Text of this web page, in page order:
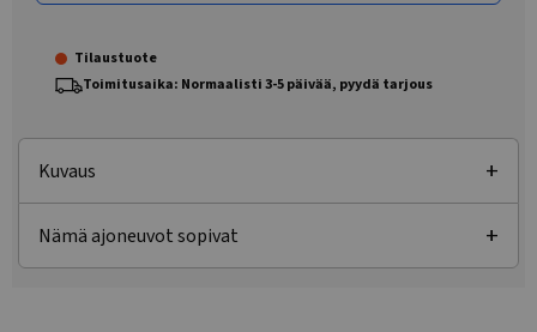
Tilaustuote
Toimitusaika: Normaalisti 3-5 päivää, pyydä tarjous
Kuvaus
Nämä ajoneuvot sopivat